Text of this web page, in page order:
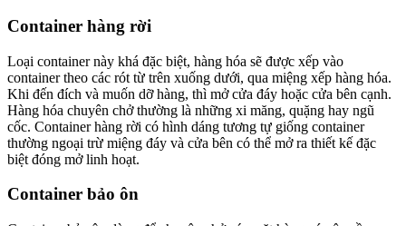
Container hàng rời
Loại container này khá đặc biệt, hàng hóa sẽ được xếp vào
container theo các rót từ trên xuống dưới, qua miệng xếp hàng hóa.
Khi đến đích và muốn dỡ hàng, thì mở cửa đáy hoặc cửa bên cạnh.
Hàng hóa chuyên chở thường là những xi măng, quặng hay ngũ
cốc. Container hàng rời có hình dáng tương tự giống container
thường ngoại trừ miệng đáy và cửa bên có thể mở ra thiết kế đặc
biệt đóng mở linh hoạt.
Container bảo ôn